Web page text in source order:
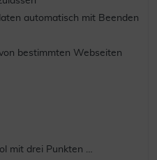
automatisch mit Beenden
bestimmten Webseiten
mit drei Punkten …